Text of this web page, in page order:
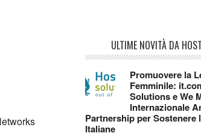
ULTIME NOVITÀ DA
Promuovere la
Femminile:
Solutions e We
Internazionale
Partnership per Sostenere
Italiane